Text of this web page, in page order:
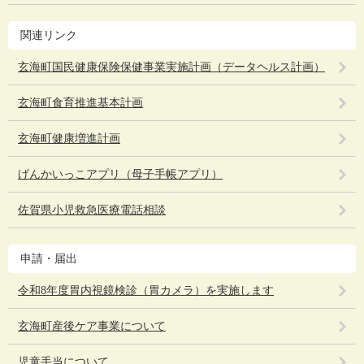
関連リンク
玄海町国民健康保険保健事業実施計画（データヘルス計画）
玄海町食育推進基本計画
玄海町健康増進計画
げんかいっこアプリ（母子手帳アプリ）
佐賀県小児救急医療電話相談
申請・届出
令和8年度胃内視鏡検診（胃カメラ）を実施します
玄海町産後ケア事業について